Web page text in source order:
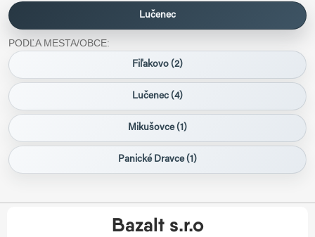
Lučenec
PODĽA MESTA/OBCE:
Fiľakovo (2)
Lučenec (4)
Mikušovce (1)
Panické Dravce (1)
Bazalt s.r.o